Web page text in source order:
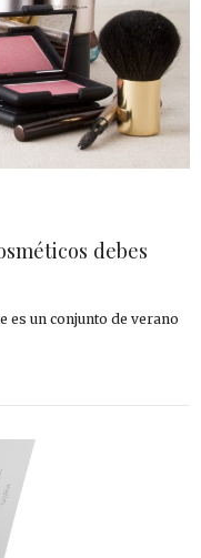
debes
es un conjunto de verano